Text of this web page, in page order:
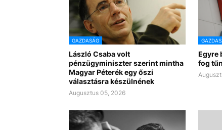
GAZDASÁG
László Csaba volt
pénzügyminiszter szerint mintha
Magyar Péterék egy őszi
választásra készülnének
Augusztus 05, 2026
Egyre
fog